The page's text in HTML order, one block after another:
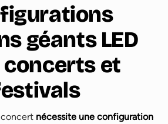
géants LED
et
nécessite une configuration